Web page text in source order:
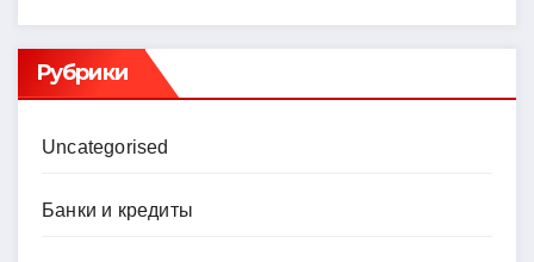
Рубрики
Uncategorised
Банки и кредиты